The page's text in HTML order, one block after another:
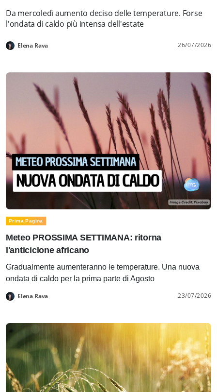
Da mercoledì aumento deciso delle temperature. Forse
l'ondata di caldo più intensa dell'estate
Elena Rava 26/07/2026
Prima Pagina
Meteo PROSSIMA SETTIMANA: ritorna
l'anticiclone africano
Gradualmente aumenteranno le temperature. Una nuova
ondata di caldo per la prima parte di Agosto
Elena Rava 23/07/2026